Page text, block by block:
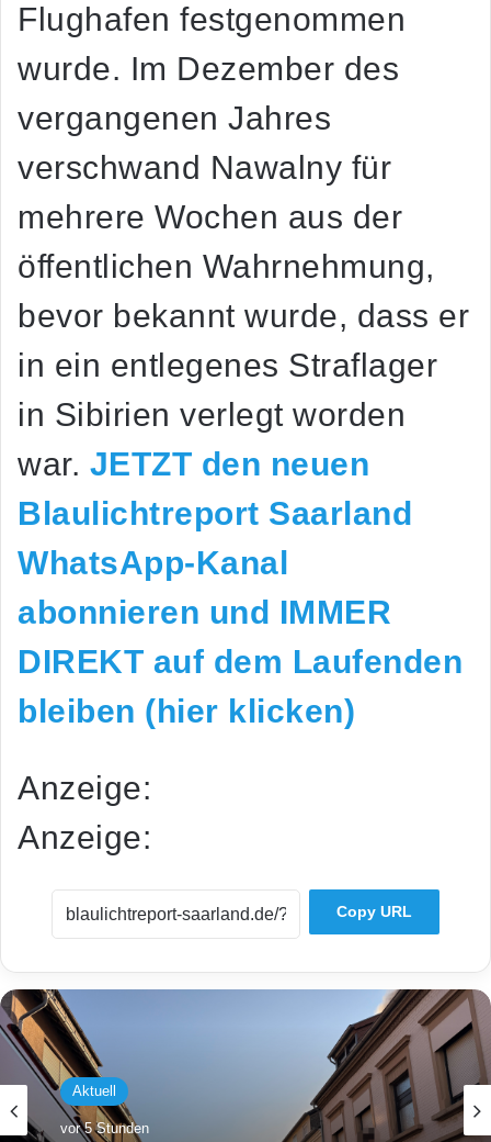
Flughafen festgenommen
wurde. Im Dezember des
vergangenen Jahres
verschwand Nawalny für
mehrere Wochen aus der
öffentlichen Wahrnehmung,
bevor bekannt wurde, dass er
in ein entlegenes Straflager
in Sibirien verlegt worden
war. JETZT den neuen
Blaulichtreport Saarland
WhatsApp-Kanal
abonnieren und IMMER
DIREKT auf dem Laufenden
bleiben (hier klicken)
Anzeige:
Anzeige:
Copy URL
Aktuell
vor 5 Stunden